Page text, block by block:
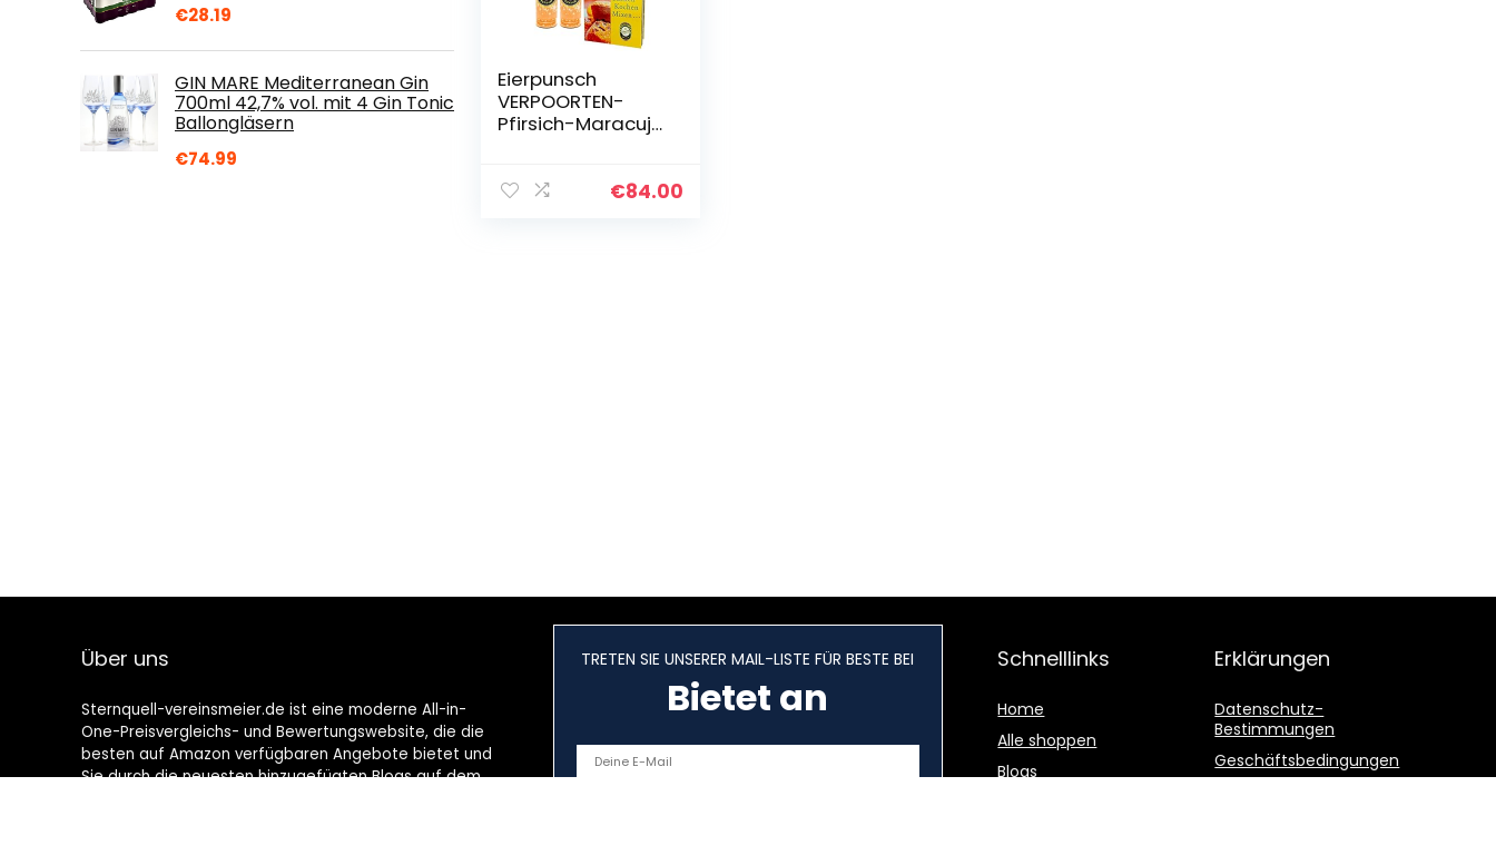
€28.19
GIN MARE Mediterranean Gin
700ml 42,7% vol. mit 4 Gin Tonic
Ballongläsern
€74.99
Eierpunsch
VERPOORTEN-
Pfirsich-Maracuja
€84.00
Über uns
Sternquell-vereinsmeier.de ist eine moderne All-in-
One-Preisvergleichs- und Bewertungswebsite, die die
besten auf Amazon verfügbaren Angebote bietet und
Sie durch die neuesten hinzugefügten Blogs auf dem
TRETEN SIE UNSERER MAIL-LISTE FÜR BESTE BEI
Bietet an
Schnelllinks
Home
Alle shoppen
Blogs
Erklärungen
Datenschutz-
Bestimmungen
Geschäftsbedingungen